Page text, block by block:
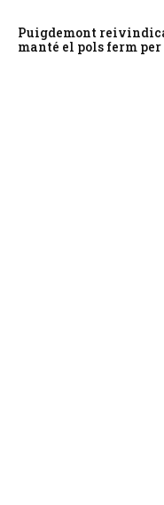
Puigdemont
manté el pols ferm